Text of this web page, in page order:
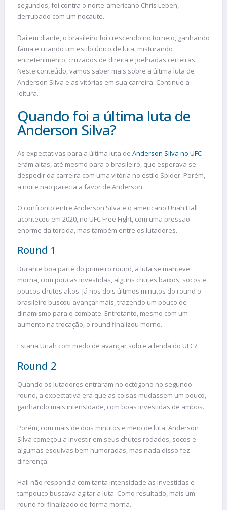
segundos, foi contra o norte-americano Chris Leben,
derrubado com um nocaute.
Daí em diante, o brasileiro foi crescendo no torneio, ganhando
fama e criando um estilo único de luta, misturando
entretenimento, cruzados de direita e joelhadas certeiras.
Neste conteúdo, vamos saber mais sobre a última luta de
Anderson Silva e as vitórias em sua carreira. Continue a
leitura.
Quando foi a última luta de
Anderson Silva?
As expectativas para a última luta de Anderson Silva no UFC
eram altas, até mesmo para o brasileiro, que esperava se
despedir da carreira com uma vitória no estilo Spider. Porém,
a noite não parecia a favor de Anderson.
O confronto entre Anderson Silva e o americano Uriah Hall
aconteceu em 2020, no UFC Free Fight, com uma pressão
enorme da torcida, mas também entre os lutadores.
Round 1
Durante boa parte do primeiro round, a luta se manteve
morna, com poucas investidas, alguns chutes baixos, socos e
poucos chutes altos. Já nos dois últimos minutos do round o
brasileiro buscou avançar mais, trazendo um pouco de
dinamismo para o combate. Entretanto, mesmo com um
aumento na trocação, o round finalizou morno.
Estaria Uriah com medo de avançar sobre a lenda do UFC?
Round 2
Quando os lutadores entraram no octógono no segundo
round, a expectativa era que as coisas mudassem um pouco,
ganhando mais intensidade, com boas investidas de ambos.
Porém, com mais de dois minutos e meio de luta, Anderson
Silva começou a investir em seus chutes rodados, socos e
algumas esquivas bem humoradas, mas nada disso fez
diferença.
Hall não respondia com tanta intensidade as investidas e
tampouco buscava agitar a luta. Como resultado, mais um
round foi finalizado de forma morna.